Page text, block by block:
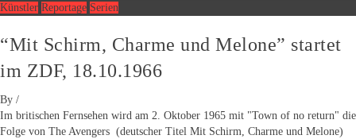
Künstler Reportage Serien
“Mit Schirm, Charme und Melone” startet
im ZDF, 18.10.1966
By /
Im britischen Fernsehen wird am 2. Oktober 1965 mit "Town of no return" die
Folge von The Avengers (deutscher Titel Mit Schirm, Charme und Melone)